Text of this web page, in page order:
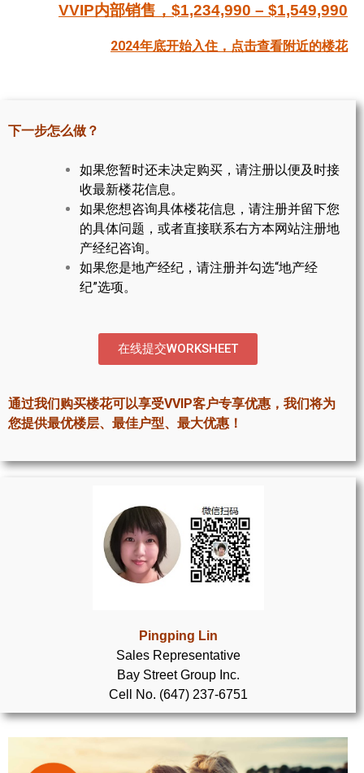
帮您卖房
多伦多地产
大多伦多地区楼花开发商名录
楼花转让专区
多伦多市中心楼花项目
怡陶碧谷社区介绍
怡陶碧谷楼花项目
北约克楼花项目
世嘉堡楼花项目
密西沙加社区介绍
密西沙加楼花项目
奥克维尔社区介绍
列治文山楼花项目
新居民
留学生指南
VVIP内部销售，$1,234,990 – $1,549,990
2024年底开始入住， 点击查看附近的楼花
下一步怎么做？
如果您暂时还未决定购买，请注册以便及时接
收最新楼花信息。
如果您想咨询具体楼花信息，请注册并留下您
的具体问题，或者直接联系右方本网站注册地
产经纪咨询。
如果您是地产经纪，请注册并勾选“地产经
纪”选项。
在线提交WORKSHEET
通过我们购买楼花可以享受VVIP客户专享优惠，我们将为
您提供最优楼层、最佳户型、最大优惠！
Pingping Lin
Sales Representative
Bay Street Group Inc.
Cell No. (647) 237-6751